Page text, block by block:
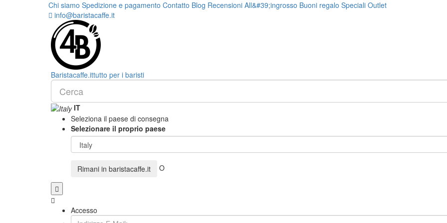
Chi siamo Spedizione e pagamento Contatto Blog Recensioni All&#39;ingrosso Buoni regalo Speciali Outlet
info@baristacaffe.it
Baristacaffe.ittutto per i baristi
IT
Seleziona il paese di consegna
Selezionare il proprio paese
Rimani in baristacaffe.it O
Accesso